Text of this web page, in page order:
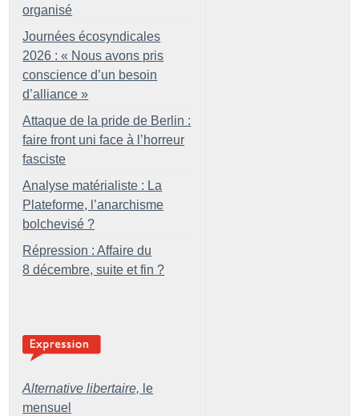
organisé
Journées écosyndicales
2026 : « Nous avons pris
conscience d’un besoin
d’alliance »
Attaque de la pride de Berlin :
faire front uni face à l’horreur
fasciste
Analyse matérialiste : La
Plateforme, l’anarchisme
bolchevisé ?
Répression : Affaire du
8 décembre, suite et fin ?
Alternative libertaire, le
mensuel